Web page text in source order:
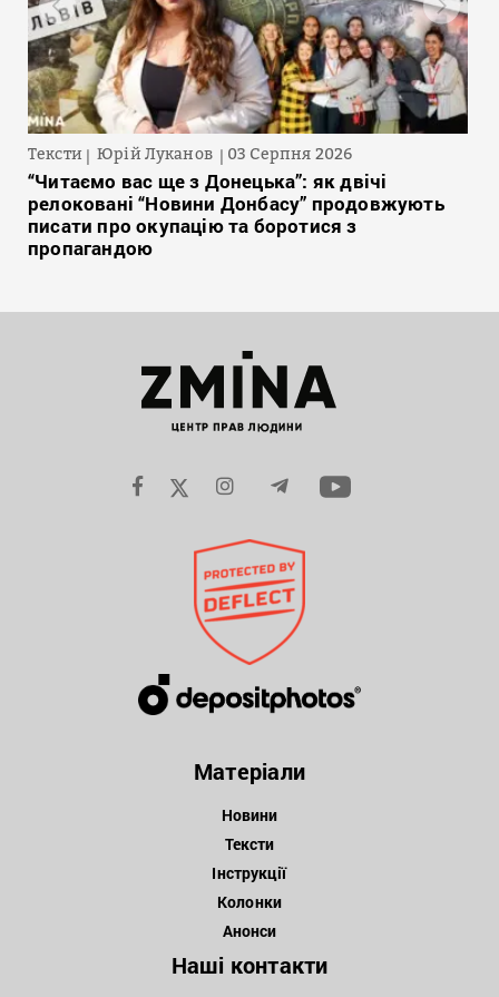
Тексти Юрій Луканов 03 Серпня 2026
“Читаємо вас ще з Донецька”: як двічі
релоковані “Новини Донбасу” продовжують
писати про окупацію та боротися з
пропагандою
Матеріали
Новини
Тексти
Інструкції
Колонки
Анонси
Наші контакти